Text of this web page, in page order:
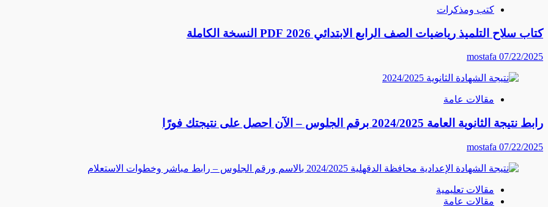
كتب ومذكرات
كتاب سلاح التلميذ رياضيات الصف الرابع الابتدائي 2026 PDF النسخة الكاملة
mostafa 07/22/2025
مقالات عامة
رابط نتيجة الثانوية العامة 2024/2025 برقم الجلوس – الآن احصل على نتيجتك فورًا
mostafa 07/22/2025
مقالات تعليمية
مقالات عامة